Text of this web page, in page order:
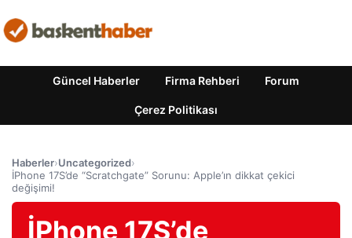
Güncel Haberler Firma Rehberi Forum
Çerez Politikası
Haberler›Uncategorized›
İPhone 17S’de “Scratchgate” Sorunu: Apple’ın dikkat çekici
değişimi!
İPhone 17S’de